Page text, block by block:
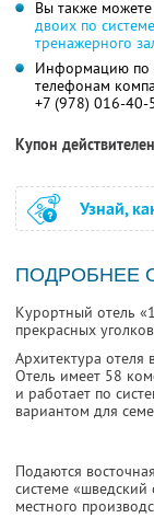
Вы также
двоих по
тренажерного
Информацию по
телефонам
+7 (978) 016-40-
Купон
Узнай,
ПОДРОБНЕЕ
Курортный отель
прекрасных
Архитектура отеля
Отель имеет 58
и работает по
вариантом для
Подаются
системе «шведский
местного